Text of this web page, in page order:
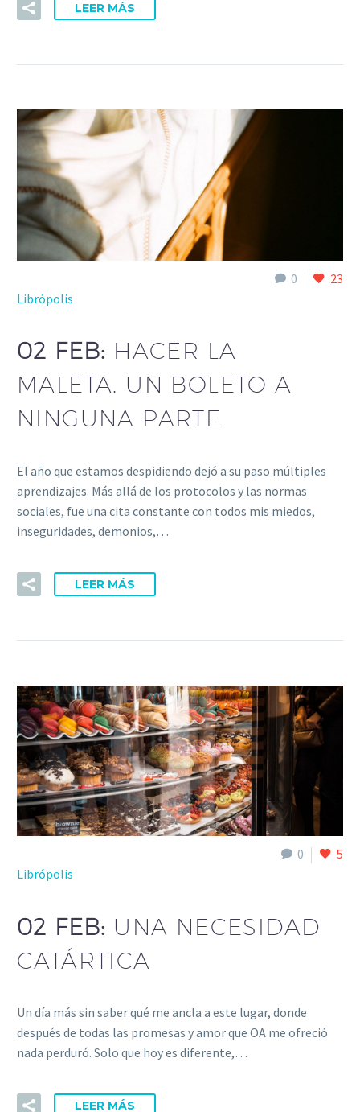
LEER MÁS
0
23
Librópolis
02 FEB: HACER LA
MALETA. UN BOLETO A
NINGUNA PARTE
El año que estamos despidiendo dejó a su paso múltiples
aprendizajes. Más allá de los protocolos y las normas
sociales, fue una cita constante con todos mis miedos,
inseguridades, demonios,…
LEER MÁS
0
5
Librópolis
02 FEB: UNA NECESIDAD
CATÁRTICA
Un día más sin saber qué me ancla a este lugar, donde
después de todas las promesas y amor que OA me ofreció
nada perduró. Solo que hoy es diferente,…
LEER MÁS